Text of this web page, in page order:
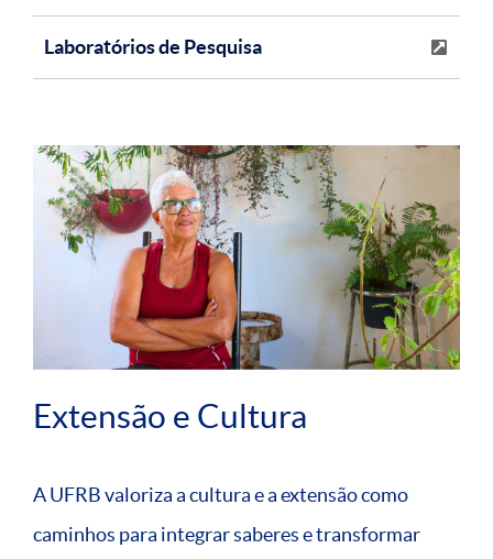
Laboratórios de Pesquisa
Extensão e Cultura
A UFRB valoriza a cultura e a extensão como
caminhos para integrar saberes e transformar